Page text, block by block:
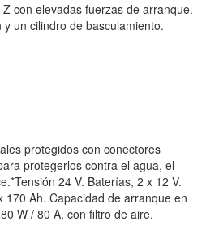
con elevadas fuerzas de arranque.
un cilindro de basculamiento.
protegidos con conectores
protegerlos contra el agua, el
24 V. Baterías, 2 x 12 V.
Ah. Capacidad de arranque en
W / 80 A, con filtro de aire.